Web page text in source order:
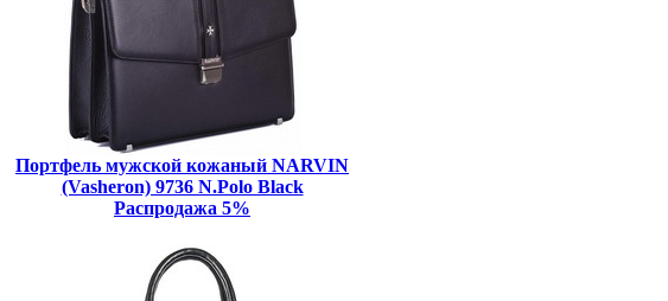
Портфель мужской кожаный NARVIN
(Vasheron) 9736 N.Polo Black
Распродажа 5%